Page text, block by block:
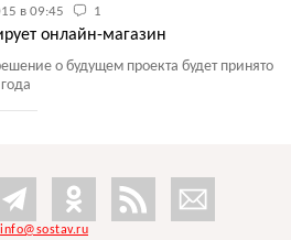
в 09:45 1
онлайн-магазин
о будущем проекта будет принято
info@sostav.ru